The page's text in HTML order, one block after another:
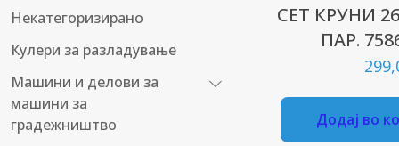
Некатегоризирано
Кулери за разладување
Машини и делови за
машини за
градежништво
СЕТ КРУНИ
ПАР.
Додај во